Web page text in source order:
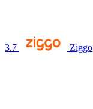
3.7 Ziggo